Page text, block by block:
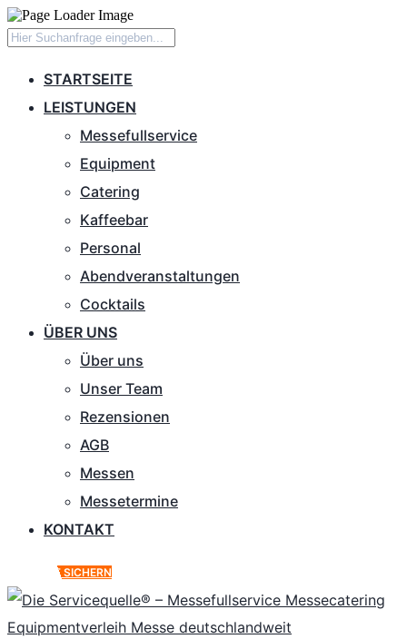
STARTSEITE
LEISTUNGEN
Messefullservice
Equipment
Catering
Kaffeebar
Personal
Abendveranstaltungen
Cocktails
ÜBER UNS
Über uns
Unser Team
Rezensionen
AGB
Messen
Messetermine
KONTAKT
ANGEBOT SICHERN